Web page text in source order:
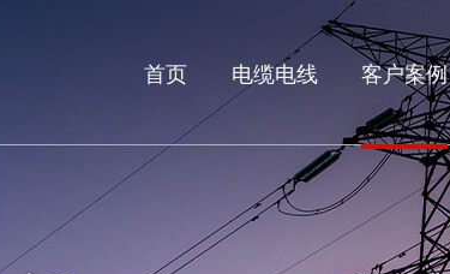
首页 电缆电线 客户案例